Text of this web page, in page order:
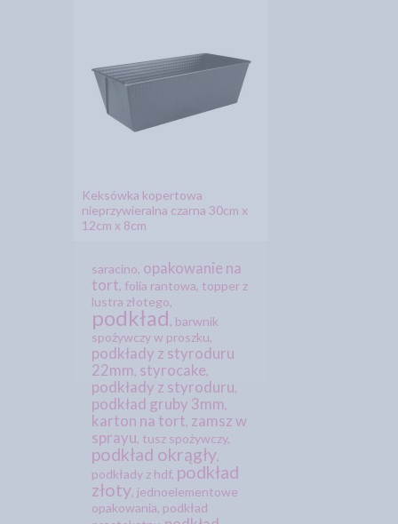
Keksówka kopertowa
nieprzywieralna czarna 30cm x
12cm x 8cm
saracino, opakowanie na
tort, folia rantowa, topper z
lustra złotego,
podkład, barwnik
spożywczy w proszku,
podkłady z styroduru
22mm, styrocake,
podkłady z styroduru,
podkład gruby 3mm,
karton na tort, zamsz w
sprayu, tusz spożywczy,
podkład okrągły,
podkłady z hdf, podkład
złoty, jednoelementowe
opakowania, podkład